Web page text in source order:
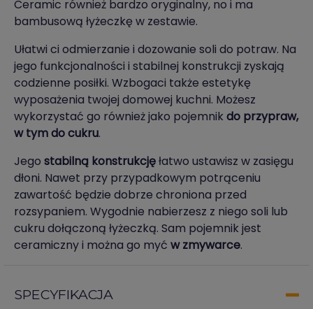
Ceramic również bardzo oryginalny, no i ma
bambusową łyżeczkę w zestawie.
Ułatwi ci odmierzanie i dozowanie soli do potraw. Na
jego funkcjonalności i stabilnej konstrukcji zyskają
codzienne posiłki. Wzbogaci także estetykę
wyposażenia twojej domowej kuchni. Możesz
wykorzystać go również jako pojemnik do przypraw,
w tym do cukru.
Jego stabilną konstrukcjęłatwo ustawisz w zasięgu
dłoni. Nawet przy przypadkowym potrąceniu
zawartość będzie dobrze chroniona przed
rozsypaniem. Wygodnie nabierzesz z niego soli lub
cukru dołączoną łyżeczką. Sam pojemnik jest
ceramiczny i można go myć w zmywarce.
SPECYFIKACJA